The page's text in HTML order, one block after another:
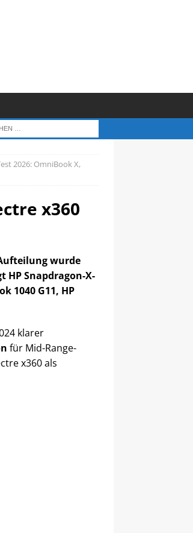
2026: OmniBook X,
x360
wurde
HP Snapdragon-X-
1040 G11, HP
klarer
für Mid-Range-
x360 als